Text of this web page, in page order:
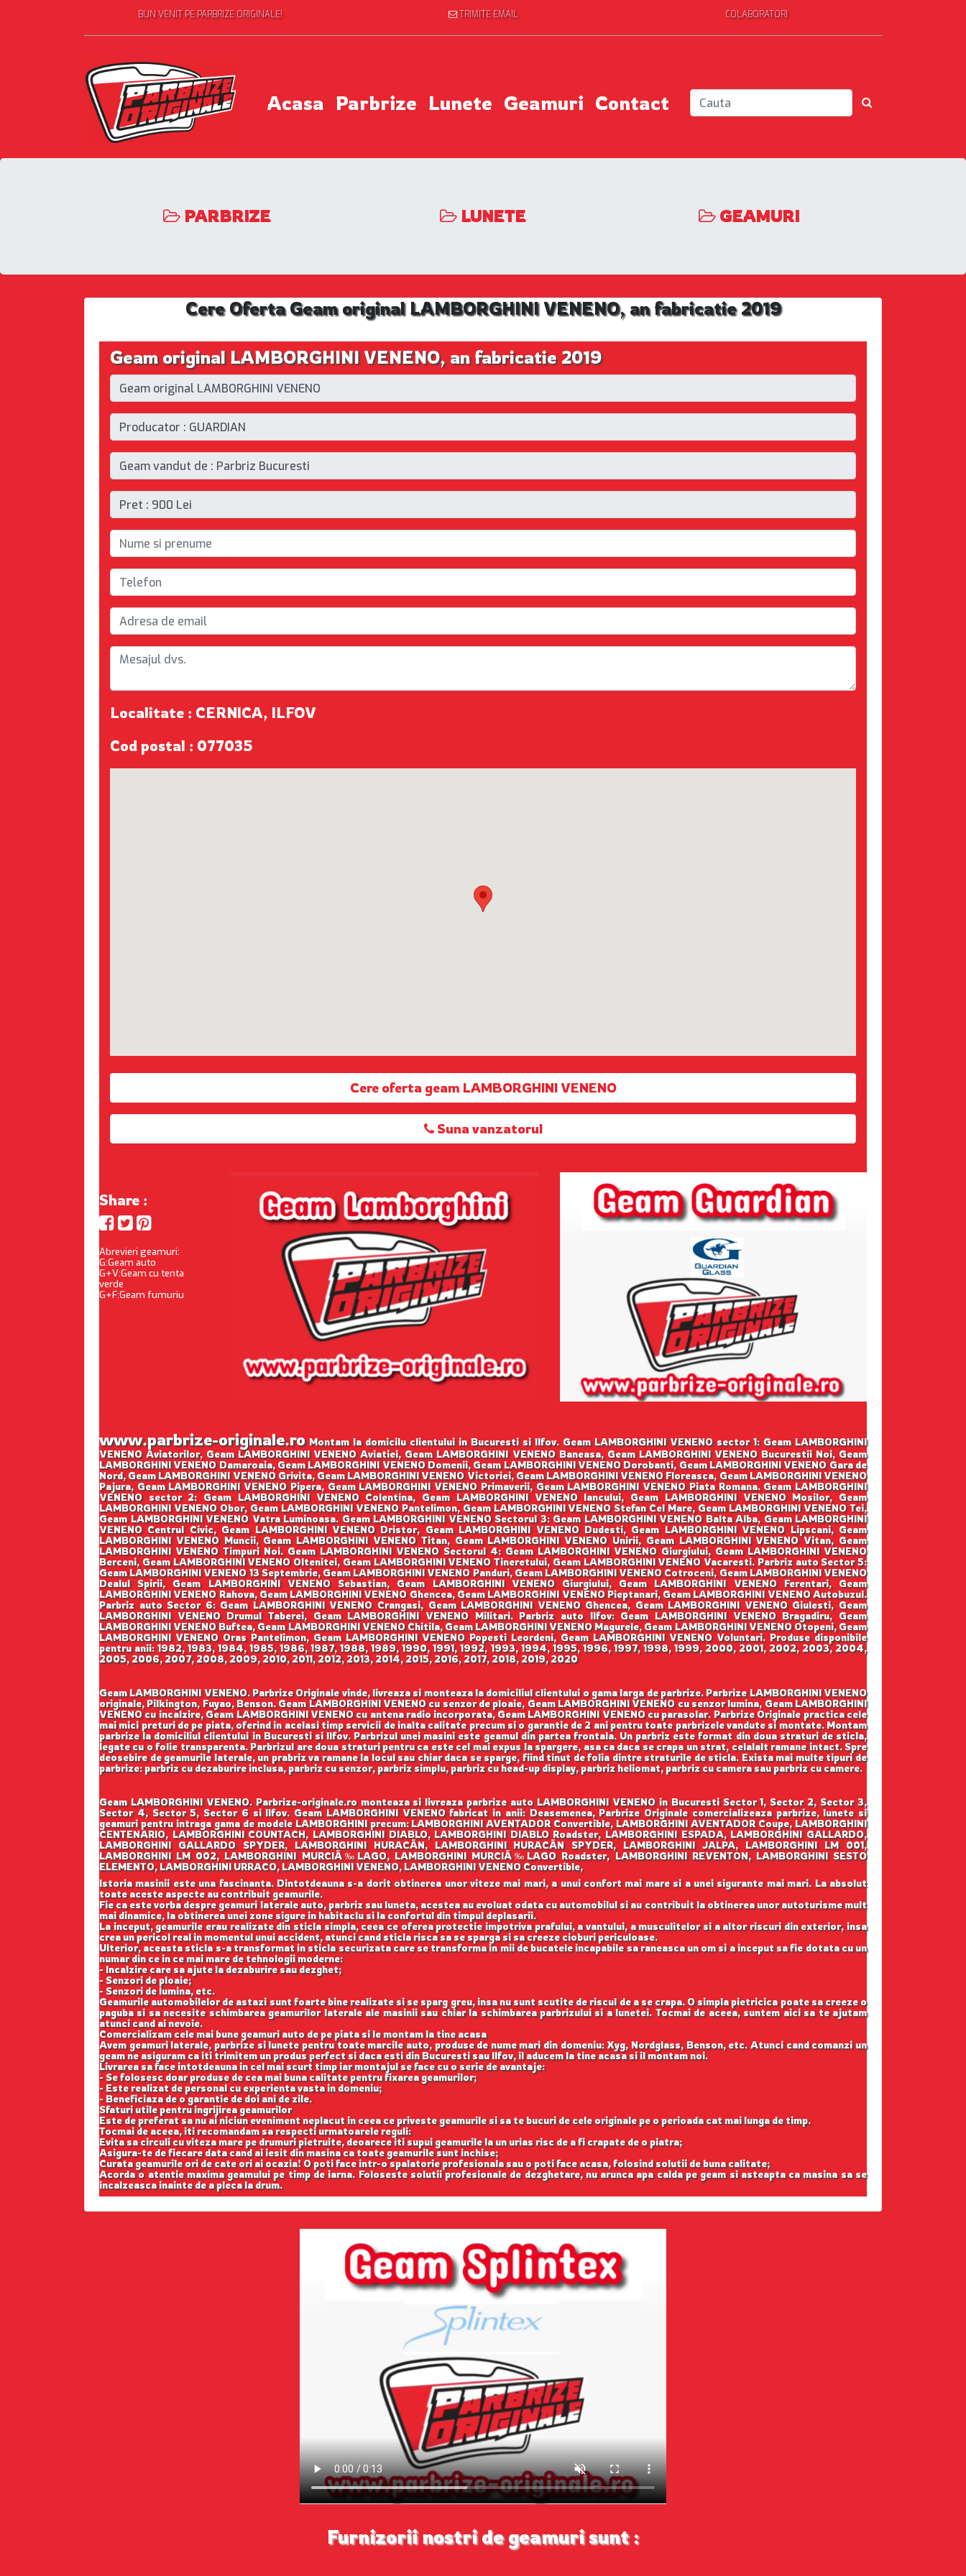
BUN VENIT PE PARBRIZE ORIGINALE! TRIMITE EMAIL COLABORATORI
Acasa Parbrize Lunete Geamuri Contact
PARBRIZE LUNETE GEAMURI
Cere Oferta Geam original LAMBORGHINI VENENO, an fabricatie 2019
Geam original LAMBORGHINI VENENO, an fabricatie 2019
Localitate : CERNICA, ILFOV
Cod postal : 077035
Cere oferta geam LAMBORGHINI VENENO
Suna vanzatorul
Share :
Abrevieri geamuri:
G:Geam auto
G+V:Geam cu tenta
verde
G+F:Geam fumuriu
www.parbrize-originale.roMontam la domicilu clientului in Bucuresti si Ilfov. Geam LAMBORGHINI VENENO sector 1: Geam LAMBORGHINI
VENENO Aviatorilor, Geam LAMBORGHINI VENENO Aviatiei, Geam LAMBORGHINI VENENO Baneasa, Geam LAMBORGHINI VENENO Bucurestii Noi, Geam
LAMBORGHINI VENENO Damaroaia, Geam LAMBORGHINI VENENO Domenii, Geam LAMBORGHINI VENENO Dorobanti, Geam LAMBORGHINI VENENO Gara de
Nord, Geam LAMBORGHINI VENENO Grivita, Geam LAMBORGHINI VENENO Victoriei, Geam LAMBORGHINI VENENO Floreasca, Geam LAMBORGHINI VENENO
Pajura, Geam LAMBORGHINI VENENO Pipera, Geam LAMBORGHINI VENENO Primaverii, Geam LAMBORGHINI VENENO Piata Romana. Geam LAMBORGHINI
VENENO sector 2: Geam LAMBORGHINI VENENO Colentina, Geam LAMBORGHINI VENENO Iancului, Geam LAMBORGHINI VENENO Mosilor, Geam
LAMBORGHINI VENENO Obor, Geam LAMBORGHINI VENENO Pantelimon, Geam LAMBORGHINI VENENO Stefan Cel Mare, Geam LAMBORGHINI VENENO Tei,
Geam LAMBORGHINI VENENO Vatra Luminoasa. Geam LAMBORGHINI VENENO Sectorul 3: Geam LAMBORGHINI VENENO Balta Alba, Geam LAMBORGHINI
VENENO Centrul Civic, Geam LAMBORGHINI VENENO Dristor, Geam LAMBORGHINI VENENO Dudesti, Geam LAMBORGHINI VENENO Lipscani, Geam
LAMBORGHINI VENENO Muncii, Geam LAMBORGHINI VENENO Titan, Geam LAMBORGHINI VENENO Unirii, Geam LAMBORGHINI VENENO Vitan, Geam
LAMBORGHINI VENENO Timpuri Noi. Geam LAMBORGHINI VENENO Sectorul 4: Geam LAMBORGHINI VENENO Giurgiului, Geam LAMBORGHINI VENENO
Berceni, Geam LAMBORGHINI VENENO Oltenitei, Geam LAMBORGHINI VENENO Tineretului, Geam LAMBORGHINI VENENO Vacaresti. Parbriz auto Sector 5:
Geam LAMBORGHINI VENENO 13 Septembrie, Geam LAMBORGHINI VENENO Panduri, Geam LAMBORGHINI VENENO Cotroceni, Geam LAMBORGHINI VENENO
Dealul Spirii, Geam LAMBORGHINI VENENO Sebastian, Geam LAMBORGHINI VENENO Giurgiului, Geam LAMBORGHINI VENENO Ferentari, Geam
LAMBORGHINI VENENO Rahova, Geam LAMBORGHINI VENENO Ghencea, Geam LAMBORGHINI VENENO Pieptanari, Geam LAMBORGHINI VENENO Autobuzul.
Parbriz auto Sector 6: Geam LAMBORGHINI VENENO Crangasi, Geam LAMBORGHINI VENENO Ghencea, Geam LAMBORGHINI VENENO Giulesti, Geam
LAMBORGHINI VENENO Drumul Taberei, Geam LAMBORGHINI VENENO Militari. Parbriz auto Ilfov: Geam LAMBORGHINI VENENO Bragadiru, Geam
LAMBORGHINI VENENO Buftea, Geam LAMBORGHINI VENENO Chitila, Geam LAMBORGHINI VENENO Magurele, Geam LAMBORGHINI VENENO Otopeni, Geam
LAMBORGHINI VENENO Oras Pantelimon, Geam LAMBORGHINI VENENO Popesti Leordeni, Geam LAMBORGHINI VENENO Voluntari. Produse disponibile
pentru anii: 1982, 1983, 1984, 1985, 1986, 1987, 1988, 1989, 1990, 1991, 1992, 1993, 1994, 1995, 1996, 1997, 1998, 1999, 2000, 2001, 2002, 2003, 2004,
2005, 2006, 2007, 2008, 2009, 2010, 2011, 2012, 2013, 2014, 2015, 2016, 2017, 2018, 2019, 2020
Geam LAMBORGHINI VENENO. Parbrize Originale vinde, livreaza si monteaza la domiciliul clientului o gama larga de parbrize. Parbrize LAMBORGHINI VENENO
originale, Pilkington, Fuyao, Benson. Geam LAMBORGHINI VENENO cu senzor de ploaie, Geam LAMBORGHINI VENENO cu senzor lumina, Geam LAMBORGHINI
VENENO cu incalzire, Geam LAMBORGHINI VENENO cu antena radio incorporata, Geam LAMBORGHINI VENENO cu parasolar. Parbrize Originale practica cele
mai mici preturi de pe piata, oferind in acelasi timp servicii de inalta calitate precum si o garantie de 2 ani pentru toate parbrizele vandute si montate. Montam
parbrize la domiciliul clientului in Bucuresti si Ilfov. Parbrizul unei masini este geamul din partea frontala. Un parbriz este format din doua straturi de sticla,
legate cu o folie transparenta. Parbrizul are doua straturi pentru ca este cel mai expus la spargere, asa ca daca se crapa un strat, celalalt ramane intact. Spre
deosebire de geamurile laterale, un prabriz va ramane la locul sau chiar daca se sparge, fiind tinut de folia dintre straturile de sticla. Exista mai multe tipuri de
parbrize: parbriz cu dezaburire inclusa, parbriz cu senzor, parbriz simplu, parbriz cu head-up display, parbriz heliomat, parbriz cu camera sau parbriz cu camere.
Geam LAMBORGHINI VENENO. Parbrize-originale.ro monteaza si livreaza parbrize auto LAMBORGHINI VENENO in Bucuresti Sector 1, Sector 2, Sector 3,
Sector 4, Sector 5, Sector 6 si Ilfov. Geam LAMBORGHINI VENENO fabricat in anii: Deasemenea, Parbrize Originale comercializeaza parbrize, lunete si
geamuri pentru intraga gama de modele LAMBORGHINI precum: LAMBORGHINI AVENTADOR Convertible, LAMBORGHINI AVENTADOR Coupe, LAMBORGHINI
CENTENARIO, LAMBORGHINI COUNTACH, LAMBORGHINI DIABLO, LAMBORGHINI DIABLO Roadster, LAMBORGHINI ESPADA, LAMBORGHINI GALLARDO,
LAMBORGHINI GALLARDO SPYDER, LAMBORGHINI HURACÃN, LAMBORGHINI HURACÃN SPYDER, LAMBORGHINI JALPA, LAMBORGHINI LM 001,
LAMBORGHINI LM 002, LAMBORGHINI MURCIÃ‰LAGO, LAMBORGHINI MURCIÃ‰LAGO Roadster, LAMBORGHINI REVENTON, LAMBORGHINI SESTO
ELEMENTO, LAMBORGHINI URRACO, LAMBORGHINI VENENO, LAMBORGHINI VENENO Convertible,
Istoria masinii este una fascinanta. Dintotdeauna s-a dorit obtinerea unor viteze mai mari, a unui confort mai mare si a unei sigurante mai mari. La absolut
toate aceste aspecte au contribuit geamurile.
Fie ca este vorba despre geamuri laterale auto, parbriz sau luneta, acestea au evoluat odata cu automobilul si au contribuit la obtinerea unor autoturisme mult
mai dinamice, la obtinerea unei zone sigure in habitaclu si la confortul din timpul deplasarii.
La inceput, geamurile erau realizate din sticla simpla, ceea ce oferea protectie impotriva prafului, a vantului, a musculitelor si a altor riscuri din exterior, insa
crea un pericol real in momentul unui accident, atunci cand sticla risca sa se sparga si sa creeze cioburi periculoase.
Ulterior, aceasta sticla s-a transformat in sticla securizata care se transforma in mii de bucatele incapabile sa raneasca un om si a inceput sa fie dotata cu un
numar din ce in ce mai mare de tehnologii moderne:
- Incalzire care sa ajute la dezaburire sau dezghet;
- Senzori de ploaie;
- Senzori de lumina, etc.
Geamurile automobilelor de astazi sunt foarte bine realizate si se sparg greu, insa nu sunt scutite de riscul de a se crapa. O simpla pietricica poate sa creeze o
paguba si sa necesite schimbarea geamurilor laterale ale masinii sau chiar la schimbarea parbrizului si a lunetei. Tocmai de aceea, suntem aici sa te ajutam
atunci cand ai nevoie.
Comercializam cele mai bune geamuri auto de pe piata si le montam la tine acasa
Avem geamuri laterale, parbrize si lunete pentru toate marcile auto, produse de nume mari din domeniu: Xyg, Nordglass, Benson, etc. Atunci cand comanzi un
geam ne asiguram ca iti trimitem un produs perfect si daca esti din Bucuresti sau Ilfov, il aducem la tine acasa si il montam noi.
Livrarea sa face intotdeauna in cel mai scurt timp iar montajul se face cu o serie de avantaje:
- Se folosesc doar produse de cea mai buna calitate pentru fixarea geamurilor;
- Este realizat de personal cu experienta vasta in domeniu;
- Beneficiaza de o garantie de doi ani de zile.
Sfaturi utile pentru ingrijirea geamurilor
Este de preferat sa nu ai niciun eveniment neplacut in ceea ce priveste geamurile si sa te bucuri de cele originale pe o perioada cat mai lunga de timp.
Tocmai de aceea, iti recomandam sa respecti urmatoarele reguli:
Evita sa circuli cu viteza mare pe drumuri pietruite, deoarece iti supui geamurile la un urias risc de a fi crapate de o piatra;
Asigura-te de fiecare data cand ai iesit din masina ca toate geamurile sunt inchise;
Curata geamurile ori de cate ori ai ocazia! O poti face intr-o spalatorie profesionala sau o poti face acasa, folosind solutii de buna calitate;
Acorda o atentie maxima geamului pe timp de iarna. Foloseste solutii profesionale de dezghetare, nu arunca apa calda pe geam si asteapta ca masina sa se
incalzeasca inainte de a pleca la drum.
Furnizorii nostri de geamuri sunt :